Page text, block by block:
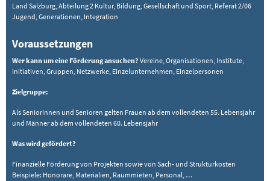
Land Salzburg, Abteilung 2 Kultur, Bildung, Gesellschaft und Sport, Referat 2/06
Jugend, Generationen, Integration
Voraussetzungen
Wer kann um eine Förderung ansuchen? ​Vereine, Organisationen, Institute,
Initiativen, Gruppen, Netzwerke, Einzelunternehmen, Einzelpersonen
Zielgruppe:
Als Seniorinnen und Senioren gelten Frauen ab dem vollendeten 55. Lebensjahr
und Männer ab dem vollendeten 60. Lebensjahr
Was wird gefördert?
​Finanzielle Förderung von Projekten sowie von Sach- und Strukturkosten
Beispiele: Honorare, Materialien, Raummieten, Personal, …